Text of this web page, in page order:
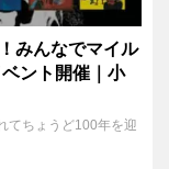
みんなでマイル
ント開催｜小
てちょうど100年を迎